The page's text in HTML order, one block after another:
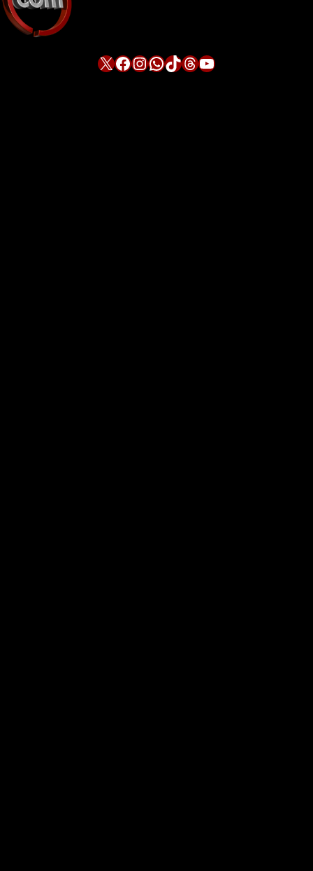
X Facebook InstagramWhatsApp TikTok Threads YouTube